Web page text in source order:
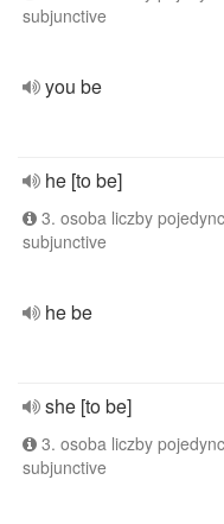
subjunctive
you be
he [to be]
3. osoba liczby
subjunctive
he be
she [to be]
3. osoba liczby
subjunctive